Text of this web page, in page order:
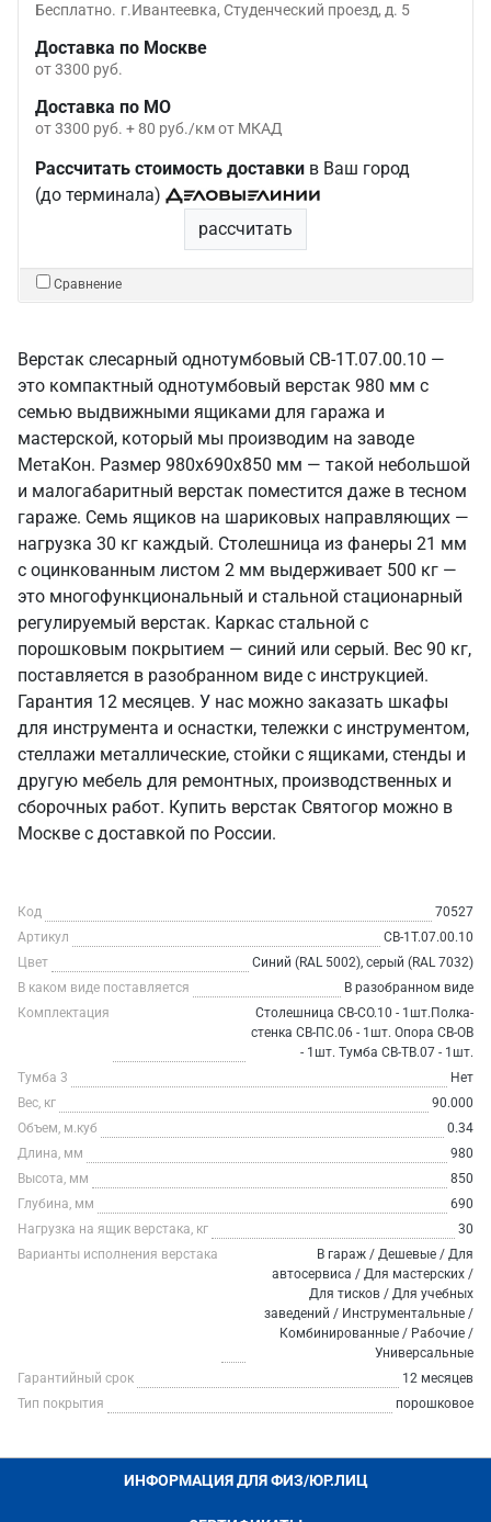
Бесплатно. г.Ивантеевка, Студенческий проезд, д. 5
Доставка по Москве
от 3300 руб.
Доставка по МО
от 3300 руб. + 80 руб./км от МКАД
Рассчитать стоимость доставки в Ваш город
(до терминала)
рассчитать
Сравнение
Верстак слесарный однотумбовый СВ-1Т.07.00.10 —
это компактный однотумбовый верстак 980 мм с
семью выдвижными ящиками для гаража и
мастерской, который мы производим на заводе
МетаКон. Размер 980х690х850 мм — такой небольшой
и малогабаритный верстак поместится даже в тесном
гараже. Семь ящиков на шариковых направляющих —
нагрузка 30 кг каждый. Столешница из фанеры 21 мм
с оцинкованным листом 2 мм выдерживает 500 кг —
это многофункциональный и стальной стационарный
регулируемый верстак. Каркас стальной с
порошковым покрытием — синий или серый. Вес 90 кг,
поставляется в разобранном виде с инструкцией.
Гарантия 12 месяцев. У нас можно заказать шкафы
для инструмента и оснастки, тележки с инструментом,
стеллажи металлические, стойки с ящиками, стенды и
другую мебель для ремонтных, производственных и
сборочных работ. Купить верстак Святогор можно в
Москве с доставкой по России.
Код
70527
Артикул
СВ-1Т.07.00.10
Цвет
Синий (RAL 5002), серый (RAL 7032)
В каком виде поставляется
В разобранном виде
Комплектация
Столешница СВ-СО.10 - 1шт.Полка-
стенка СВ-ПС.06 - 1шт. Опора СВ-ОВ
- 1шт. Тумба СВ-ТВ.07 - 1шт.
Тумба 3
Нет
Вес, кг
90.000
Объем, м.куб
0.34
Длина, мм
980
Высота, мм
850
Глубина, мм
690
Нагрузка на ящик верстака, кг
30
Варианты исполнения верстака
В гараж / Дешевые / Для
автосервиса / Для мастерских /
Для тисков / Для учебных
заведений / Инструментальные /
Комбинированные / Рабочие /
Универсальные
Гарантийный срок
12 месяцев
Тип покрытия
порошковое
ИНФОРМАЦИЯ ДЛЯ ФИЗ/ЮР.ЛИЦ